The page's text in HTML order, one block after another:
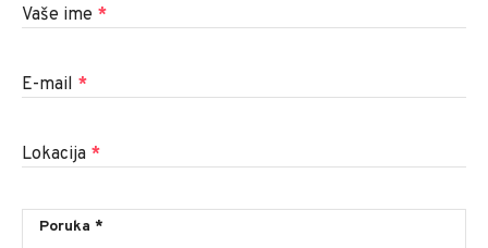
Vaše ime *
E-mail *
Lokacija *